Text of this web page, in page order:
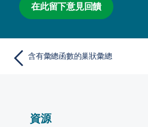
在此留下意見回饋
含有彙總函數的巢狀彙總
資源